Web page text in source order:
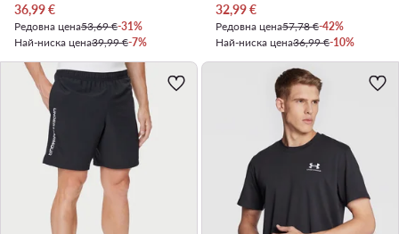
Актуална цена
36,99€
Редовна цена53,69 €-31%
Най-ниска цена39,99 €-7%
Актуална цена
32,99€
Редовна цена57,78 €-42%
Най-ниска цена36,99 €-10%